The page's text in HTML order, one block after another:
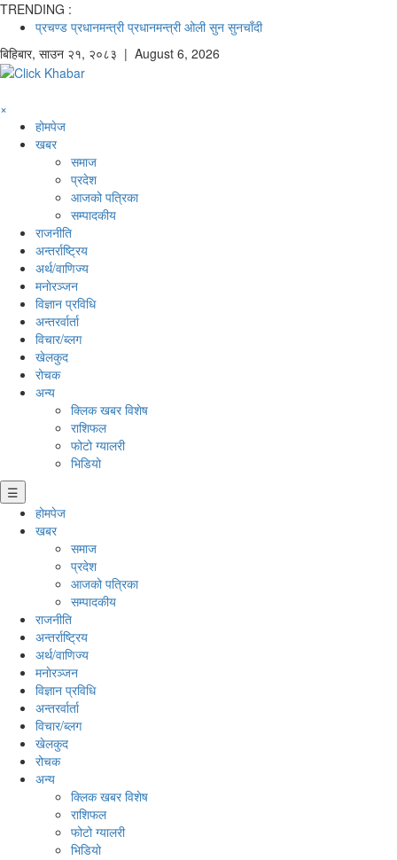
TRENDING :
प्रचण्ड प्रधानमन्त्री प्रधानमन्त्री ओली सुन सुनचाँदी
बिहिबार, साउन २१, २०८३ | August 6, 2026
×
होमपेज
खबर
समाज
प्रदेश
आजको पत्रिका
सम्पादकीय
राजनीति
अन्तर्राष्ट्रिय
अर्थ/वाणिज्य
मनाेरञ्जन
विज्ञान प्रविधि
अन्तरर्वार्ता
विचार/ब्लग
खेलकुद
रोचक
अन्य
क्लिक खबर विशेष
राशिफल
फोटो ग्यालरी
भिडियो
☰
होमपेज
खबर
समाज
प्रदेश
आजको पत्रिका
सम्पादकीय
राजनीति
अन्तर्राष्ट्रिय
अर्थ/वाणिज्य
मनाेरञ्जन
विज्ञान प्रविधि
अन्तरर्वार्ता
विचार/ब्लग
खेलकुद
रोचक
अन्य
क्लिक खबर विशेष
राशिफल
फोटो ग्यालरी
भिडियो